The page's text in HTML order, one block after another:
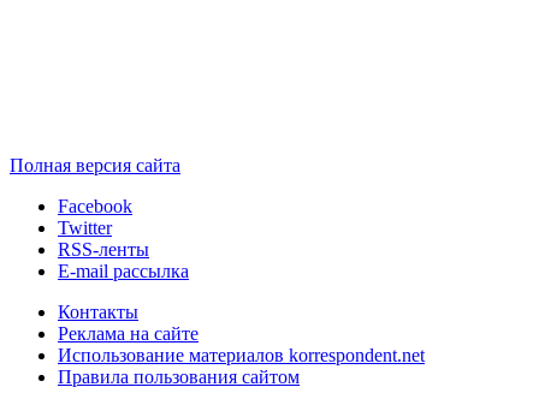
Полная версия сайта
Facebook
Twitter
RSS-ленты
E-mail рассылка
Контакты
Реклама на сайте
Использование материалов korrespondent.net
Правила пользования сайтом